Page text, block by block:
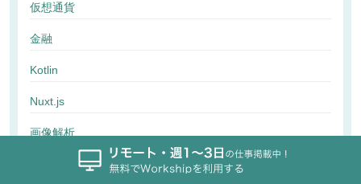
仮想通貨
金融
Kotlin
Nuxt.js
画像解析